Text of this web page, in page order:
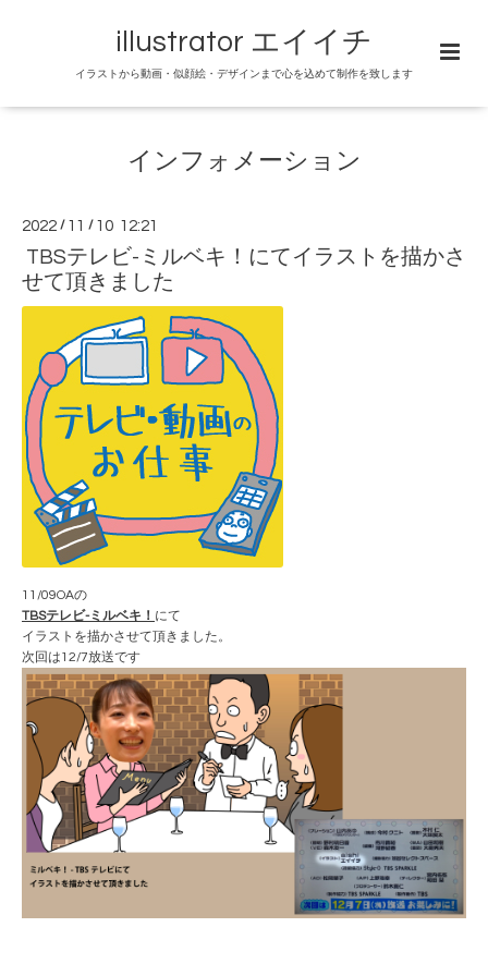
illustrator エイイチ
イラストから動画・似顔絵・デザインまで心を込めて制作を致します
インフォメーション
2022 / 11 / 10 12:21
TBSテレビ-ミルベキ！にてイラストを描かさ
せて頂きました
11/09OAの
TBSテレビ-ミルベキ！ にて
イラストを描かさせて頂きました。
次回は12/7放送です